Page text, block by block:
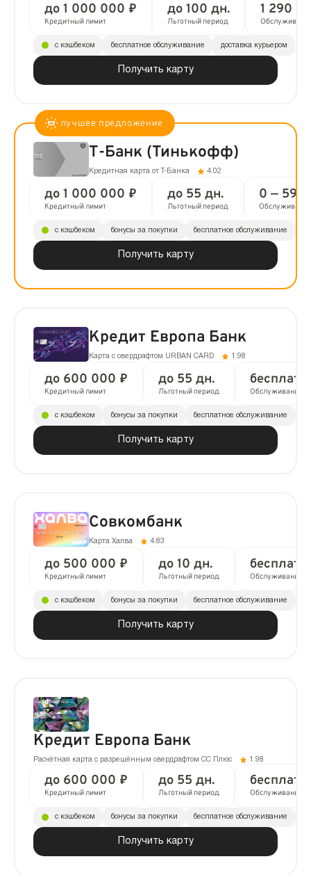
до 1 000 000 ₽
Кредитный лимит
до 100 дн.
Льготный период
1 290 ₽
Получить карту
с кэшбеком бесплатное обслуживание доставка курьером
Т-Банк (Тинькофф)
Кредитная карта от Т-Банка 4.02
до 1 000 000 ₽
Кредитный лимит
до 55 дн.
Льготный период
0 — 590
Обслуживание
Получить карту
с кэшбеком бонусы за покупки бесплатное обслуживание
Кредит Европа Банк
Карта с овердрафтом URBAN CARD 1.98
до 600 000 ₽
Кредитный лимит
до 55 дн.
Льготный период Обслуживание
Получить карту
с кэшбеком бонусы за покупки бесплатное обслуживание
Совкомбанк
Карта Халва 4.83
до 500 000 ₽
Кредитный лимит
до 10 дн.
Льготный период Обслуживание
Получить карту
с кэшбеком бонусы за покупки бесплатное обслуживание
Кредит Европа Банк
Расчётная карта с разрешённым овердрафтом CC Плюс 1.98
до 600 000 ₽
Кредитный лимит
до 55 дн.
Льготный период Обслуживание
Получить карту
с кэшбеком бонусы за покупки бесплатное обслуживание